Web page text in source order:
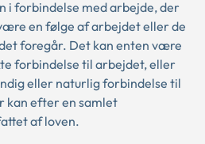
i forbindelse med arbejde, der
en følge af arbejdet eller de
foregår. Det kan enten være
forbindelse til arbejdet, eller
eller naturlig forbindelse til
kan efter en samlet
af loven.